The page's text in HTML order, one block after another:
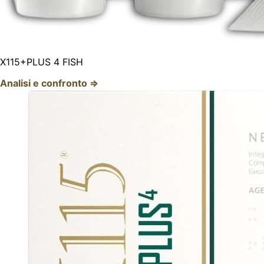
X115+PLUS 4 FISH
Analisi e confronto ⇒